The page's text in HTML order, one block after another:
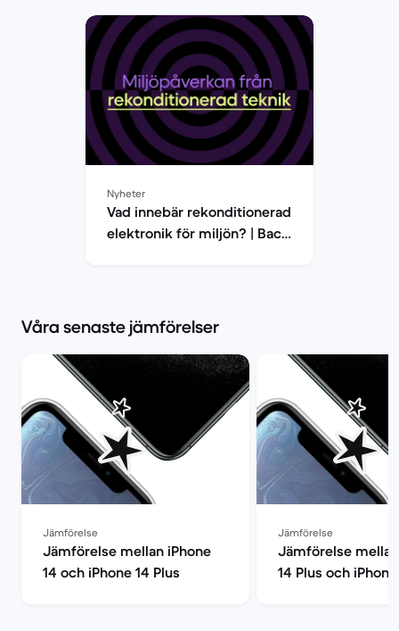
Nyheter
Vad innebär rekonditionerad
elektronik för miljön? | Back
Våra senaste jämförelser
Jämförelse
Jämförelse mellan iPhone
14 och iPhone 14 Plus
Jämförelse
Jämförelse
14 Plus och iPhone